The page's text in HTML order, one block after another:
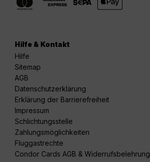
Hilfe & Kontakt
Hilfe
Sitemap
AGB
Datenschutzerklärung
Erklärung der Barrierefreiheit
Impressum
Schlichtungsstelle
Zahlungsmöglichkeiten
Fluggastrechte
Condor Cards AGB & Widerrufsbelehrung